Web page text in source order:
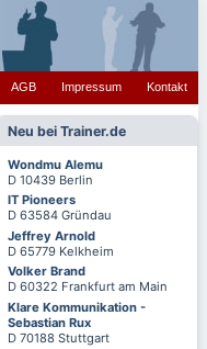
AGB Impressum Kontakt
Neu bei Trainer.de
Wondmu Alemu
D 10439 Berlin
IT Pioneers
D 63584 Gründau
Jeffrey Arnold
D 65779 Kelkheim
Volker Brand
D 60322 Frankfurt am Main
Klare Kommunikation -
Sebastian Rux
D 70188 Stuttgart